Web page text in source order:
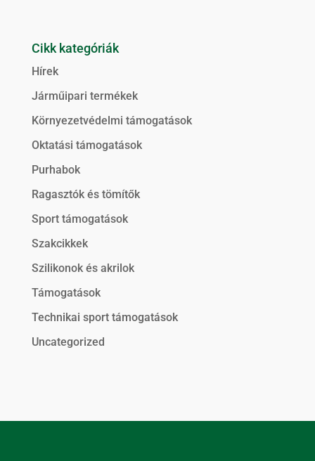
Cikk kategóriák
Hírek
Járműipari termékek
Környezetvédelmi támogatások
Oktatási támogatások
Purhabok
Ragasztók és tömítők
Sport támogatások
Szakcikkek
Szilikonok és akrilok
Támogatások
Technikai sport támogatások
Uncategorized